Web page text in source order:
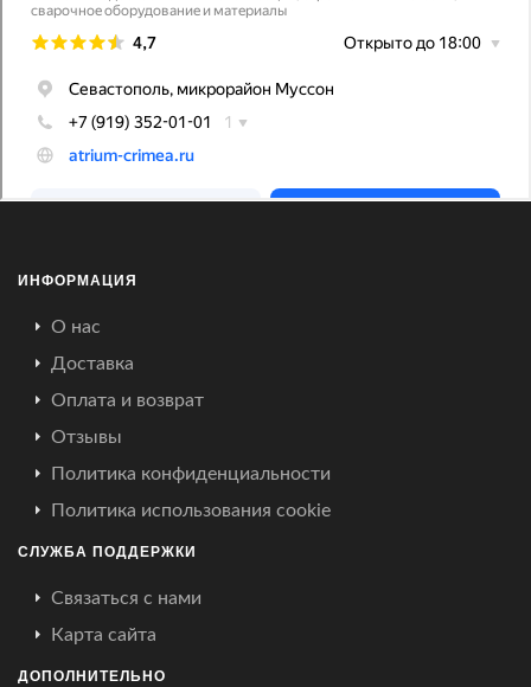
ИНФОРМАЦИЯ
О нас
Доставка
Оплата и возврат
Отзывы
Политика конфиденциальности
Политика использования cookie
СЛУЖБА ПОДДЕРЖКИ
Связаться с нами
Карта сайта
ДОПОЛНИТЕЛЬНО